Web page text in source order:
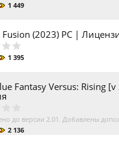
1 449
(2023) PC |
1 395
Fantasy Versus: Rising
до версии 2.01. Добавлены
2 136